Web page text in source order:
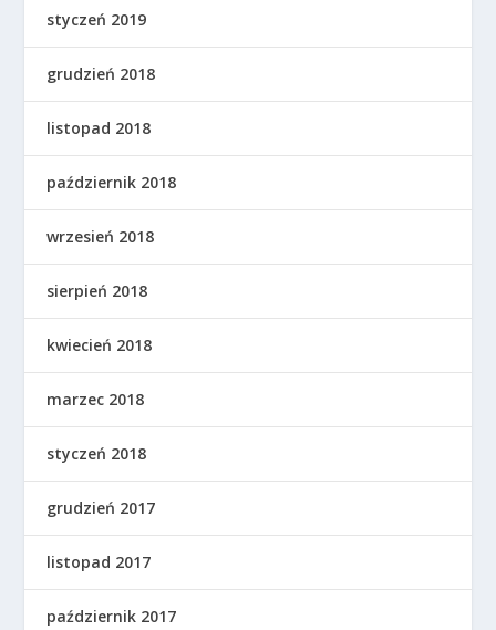
styczeń 2019
grudzień 2018
listopad 2018
październik 2018
wrzesień 2018
sierpień 2018
kwiecień 2018
marzec 2018
styczeń 2018
grudzień 2017
listopad 2017
październik 2017